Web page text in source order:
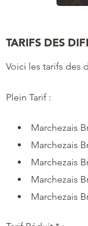
TARIFS DES
Voici les tarifs des
Plein Tarif :
Marchezais
Marchezais
Marchezais
Marchezais
Marchezais